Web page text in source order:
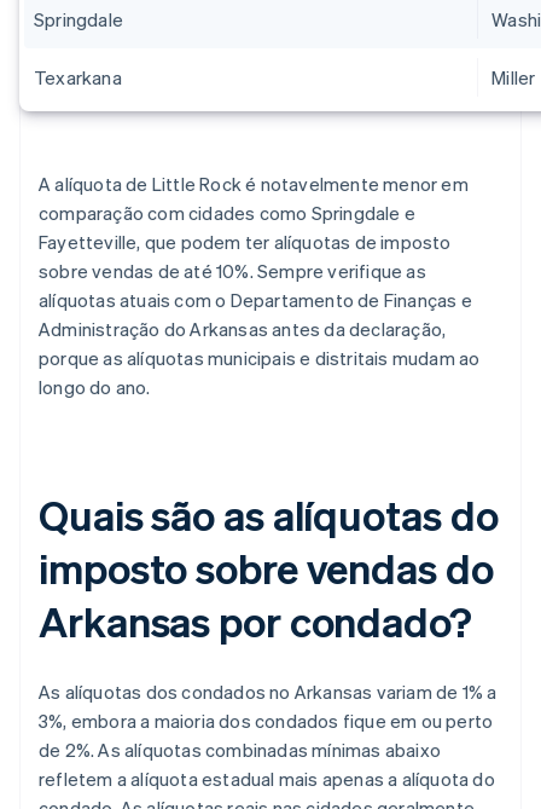
Springdale
Texarkana Miller
A alíquota de Little Rock é notavelmente menor em
comparação com cidades como Springdale e
Fayetteville, que podem ter alíquotas de imposto
sobre vendas de até 10%. Sempre verifique as
alíquotas atuais com o Departamento de Finanças e
Administração do Arkansas antes da declaração,
porque as alíquotas municipais e distritais mudam ao
longo do ano.
Quais são as alíquotas do
imposto sobre vendas do
Arkansas por condado?
As alíquotas dos condados no Arkansas variam de 1% a
3%, embora a maioria dos condados fique em ou perto
de 2%. As alíquotas combinadas mínimas abaixo
refletem a alíquota estadual mais apenas a alíquota do